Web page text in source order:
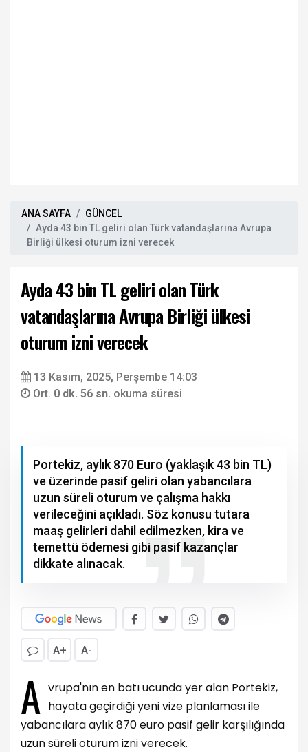
ANA SAYFA
GÜNCEL
Ayda 43 bin TL geliri olan Türk vatandaşlarına Avrupa
Birliği ülkesi oturum izni verecek
Ayda 43 bin TL geliri olan Türk
vatandaşlarına Avrupa Birliği ülkesi
oturum izni verecek
13 Kasım, 2025, Perşembe 14:03
Ort. 0 dk. 56 sn. okuma süresi
Portekiz, aylık 870 Euro (yaklaşık 43 bin TL)
ve üzerinde pasif geliri olan yabancılara
uzun süreli oturum ve çalışma hakkı
verileceğini açıkladı. Söz konusu tutara
maaş gelirleri dahil edilmezken, kira ve
temettü ödemesi gibi pasif kazançlar
dikkate alınacak.
A+ A-
A vrupa'nın en batı ucunda yer alan Portekiz,
hayata geçirdiği yeni vize planlaması ile
yabancılara aylık 870 euro pasif gelir karşılığında
uzun süreli oturum izni verecek.